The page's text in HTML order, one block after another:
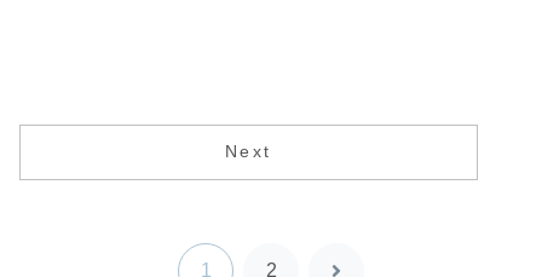
Next
1 2